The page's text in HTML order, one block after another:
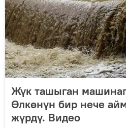
Жүк ташыган
Өлкөнүн бир нече
жүрдү. Видео